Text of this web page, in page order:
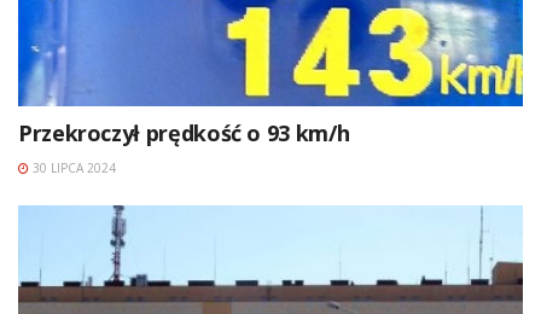
Przekroczył prędkość o 93 km/h
30 LIPCA 2024